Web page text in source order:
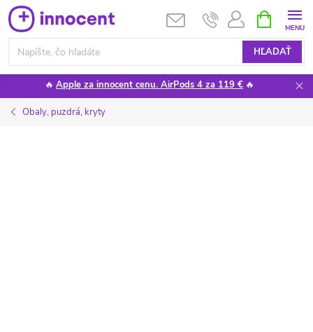
Prejsť
na
obsah
HĽADAŤ
KOŠÍK
🔥 Apple za innocent cenu. AirPods 4 za 119 € 🔥
Obaly, puzdrá, kryty